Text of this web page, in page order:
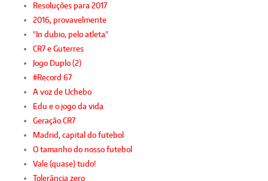
Resoluções para 2017
2016, provavelmente
"In dubio, pelo atleta"
CR7 e Guterres
Jogo Duplo (2)
#Record 67
A voz de Uchebo
Edu e o jogo da vida
Geração CR7
Madrid, capital do futebol
O tamanho do nosso futebol
Vale (quase) tudo!
Tolerância zero